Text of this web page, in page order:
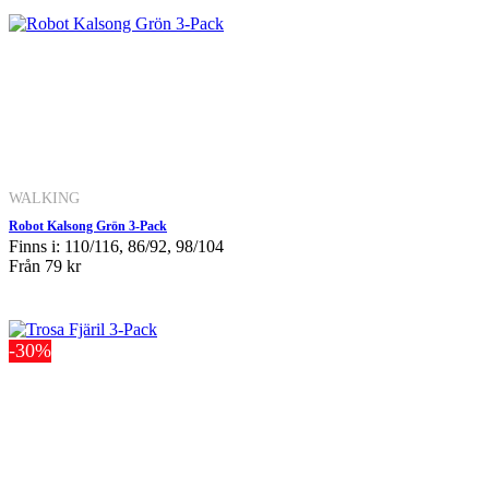
WALKING
Robot Kalsong Grön 3-Pack
Finns i: 110/116, 86/92, 98/104
Från 79 kr
-30%